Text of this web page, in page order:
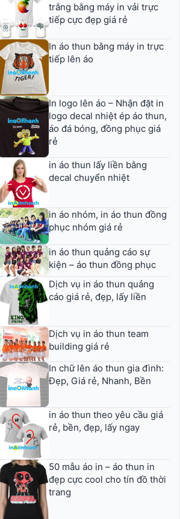
trắng bằng máy in vải trực
tiếp cực đẹp giá rẻ
In áo thun bằng máy in trực
tiếp lên áo
In logo lên áo – Nhận đặt in
logo decal nhiệt ép áo thun,
áo đá bóng, đồng phục giá
rẻ
in áo thun lấy liền bằng
decal chuyển nhiệt
in áo nhóm, in áo thun đồng
phục nhóm giá rẻ
in áo thun quảng cáo sự
kiện – áo thun đồng phục
Dịch vụ in áo thun quảng
cáo giá rẻ, đẹp, lấy liền
Dịch vụ in áo thun team
building giá rẻ
In chữ lên áo thun gia đình:
Đẹp, Giá rẻ, Nhanh, Bền
in áo thun theo yêu cầu giá
rẻ, bền, đẹp, lấy ngay
50 mẫu áo in – áo thun in
đẹp cực cool cho tín đồ thời
trang